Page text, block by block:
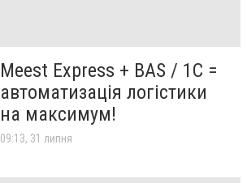
Meest Express + BAS / 1C =
автоматизація логістики
на максимум!
09:13, 31 липня